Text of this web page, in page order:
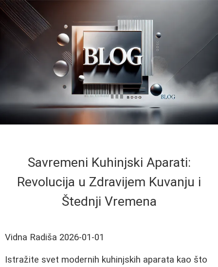
Savremeni Kuhinjski Aparati:
Revolucija u Zdravijem Kuvanju i
Štednji Vremena
Vidna Radiša 2026-01-01
Istražite svet modernih kuhinjskih aparata kao što